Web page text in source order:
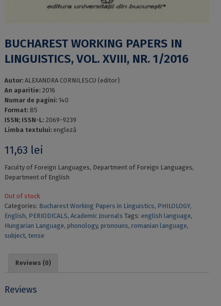
BUCHAREST WORKING PAPERS IN
LINGUISTICS, VOL. XVIII, NR. 1/2016
Autor: ALEXANDRA CORNILESCU (editor)
An aparitie: 2016
Numar de pagini: 140
Format: B5
ISSN; ISSN-L: 2069-9239
Limba textului: engleză
11,63 lei
Faculty of Foreign Languages, Department of Foreign Languages,
Department of English
Out of stock
Categories: Bucharest Working Papers in Linguistics, PHILOLOGY,
English, PERIODICALS, Academic Journals Tags: english language,
Hungarian Language, phonology, pronouns, romanian language,
subject, tense
Reviews (0)
Reviews